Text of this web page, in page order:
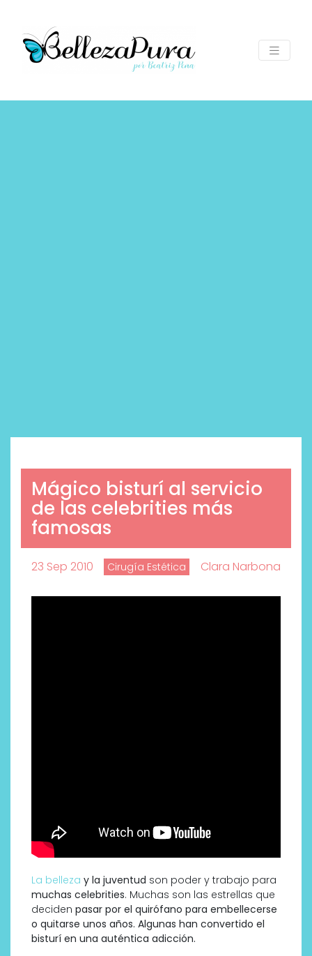
Mágico bisturí al servicio
de las celebrities más
famosas
23 Sep 2010 Cirugía Estética Clara Narbona
La belleza y la juventud son poder y trabajo para
muchas celebrities. Muchas son las estrellas que
deciden pasar por el quirófano para embellecerse
o quitarse unos años. Algunas han convertido el
bisturí en una auténtica adicción.